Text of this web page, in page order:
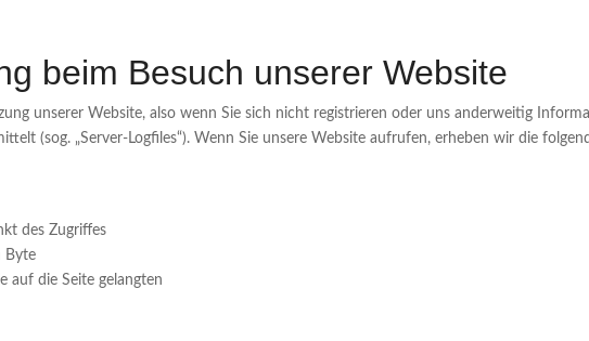
beim Besuch unserer Website
unserer Website, also wenn Sie sich nicht registrieren oder uns anderweitig
(sog. „Server-Logfiles“). Wenn Sie unsere Website aufrufen, erheben wir die
des Zugriffes
Byte
auf die Seite gelangten